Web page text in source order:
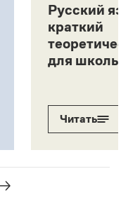
Русский
краткий
для
Читать